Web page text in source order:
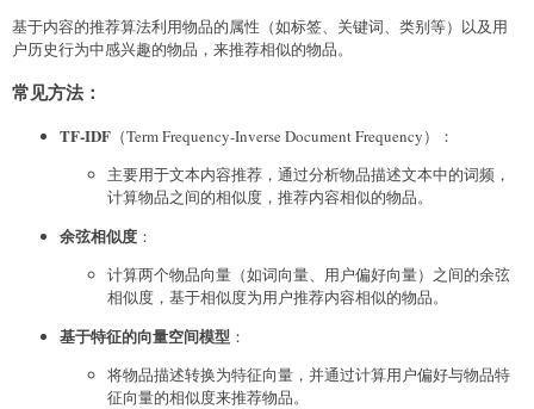
基于内容的推荐算法利用物品的属性（如标签、关键词、类别等）以及用
户历史行为中感兴趣的物品，来推荐相似的物品。
常见方法：
TF-IDF （Term Frequency-Inverse Document Frequency）：
主要用于文本内容推荐，通过分析物品描述文本中的词频，
计算物品之间的相似度，推荐内容相似的物品。
余弦相似度 ：
计算两个物品向量（如词向量、用户偏好向量）之间的余弦
相似度，基于相似度为用户推荐内容相似的物品。
基于特征的向量空间模型 ：
将物品描述转换为特征向量，并通过计算用户偏好与物品特
征向量的相似度来推荐物品。